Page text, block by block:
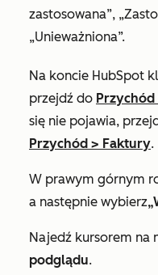
zastosowana”,
„Unieważniona”.
Na koncie HubSpot
przejdź do Przychód
się nie pojawia,
Przychód > Faktury.
W prawym górnym
a następnie wybierz
Najedź kursorem na
podglądu.